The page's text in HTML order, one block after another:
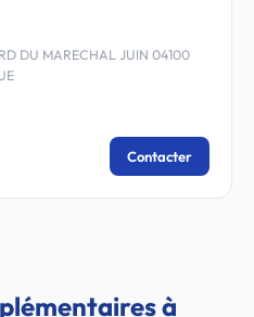
DU MARECHAL JUIN 04100
Contacter
à